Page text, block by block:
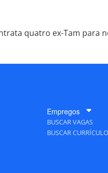
quatro ex-Tam para
Empregos
BUSCAR VAGAS
BUSCAR